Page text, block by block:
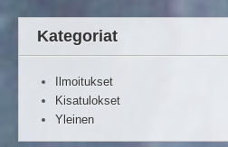
Kategoriat
Ilmoitukset
Kisatulokset
Yleinen